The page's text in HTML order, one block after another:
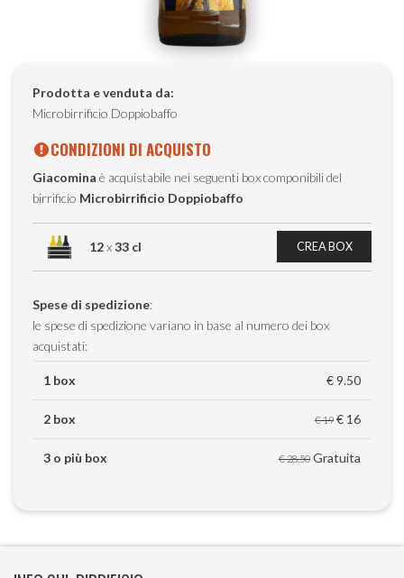
Prodotta e venduta da:
Microbirrificio Doppiobaffo
CONDIZIONI DI ACQUISTO
Giacomina è acquistabile nei seguenti box componibili del
birrificio Microbirrificio Doppiobaffo
12x33 cl CREA BOX
Spese di spedizione:
le spese di spedizione variano in base al numero dei box
acquistati:
1 box € 9.50
2 box € 19 € 16
3 o più box € 28.50 Gratuita